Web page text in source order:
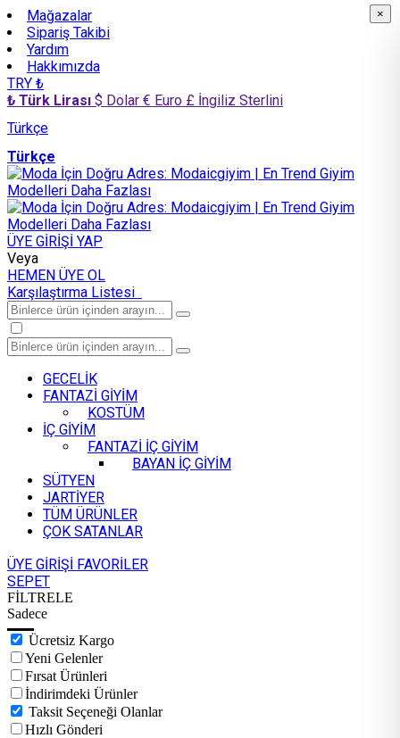
Mağazalar
Sipariş Takibi
Yardım
Hakkımızda
TRY ₺
₺ Türk Lirası $ Dolar € Euro £ İngiliz Sterlini
Türkçe
Türkçe
ÜYE GİRİŞİ YAP
Veya
HEMEN ÜYE OL
Karşılaştırma Listesi
GECELİK
FANTAZİ GİYİM
KOSTÜM
İÇ GİYİM
FANTAZİ İÇ GİYİM
BAYAN İÇ GİYİM
SÜTYEN
JARTİYER
TÜM ÜRÜNLER
ÇOK SATANLAR
ÜYE GİRİŞİ FAVORİLER
SEPET
FİLTRELE
Sadece
Ücretsiz Kargo
Yeni Gelenler
Fırsat Ürünleri
İndirimdeki Ürünler
Taksit Seçeneği Olanlar
Hızlı Gönderi
×
×